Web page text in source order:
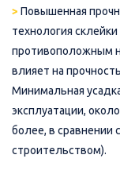
> Повышенная
технология
противоположным
влияет на
Минимальная
эксплуатации,
более, в
строительством).